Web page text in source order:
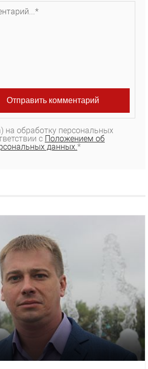
на обработку персональных
с Положением об
данных.*